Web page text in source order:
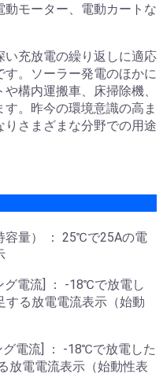
モーター、電動カートな
充放電の繰り返しに適応
。ソーラー発電のほかに
構内運搬車、床掃除機、
。昨今の環境意識の高ま
りさまざまな分野での用途
容量） ： 25℃で25Aの電
グ電流] ： -18℃で放電し
する放電電流表示（始動
グ電流] ： -18℃で放電した
放電電流表示（始動性表